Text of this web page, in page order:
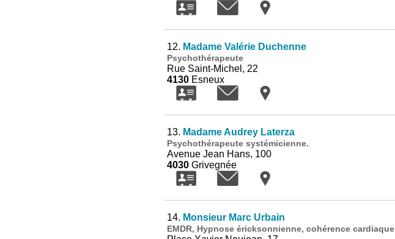
12. Madame Valérie Duchenne
Psychothérapeute
Rue Saint-Michel, 22
4130Esneux
13. Madame Audrey Laterza
Psychothérapeute systémicienne.
Avenue Jean Hans, 100
4030Grivegnée
14. Monsieur Marc Urbain
EMDR, Hypnose éricksonnienne, cohérence cardiaque